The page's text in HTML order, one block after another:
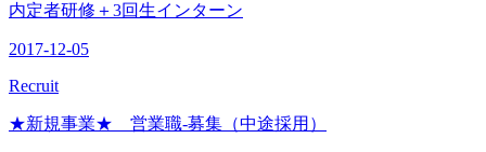
内定者研修＋3回生インターン
2017-12-05
Recruit
★新規事業★ 営業職-募集（中途採用）